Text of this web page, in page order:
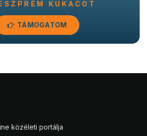
KUKACOT
TÁMOGATOM
közéleti portálja